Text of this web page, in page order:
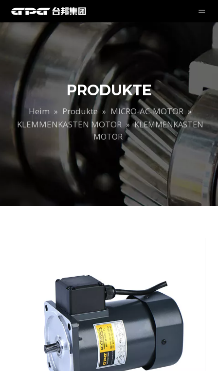
PRODUKTE
Heim » Produkte » MICRO-AC-MOTOR »
KLEMMENKASTEN MOTOR » KLEMMENKASTEN
MOTOR